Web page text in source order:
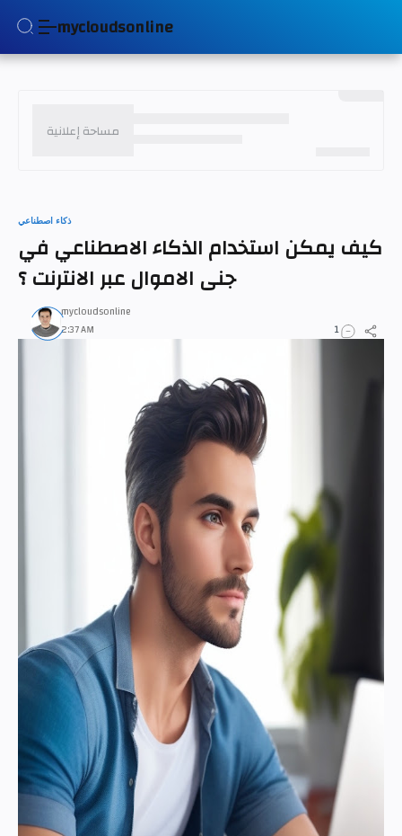
mycloudsonline
ذكاء اصطناعي
كيف يمكن استخدام الذكاء الاصطناعي في
جنى الاموال عبر الانترنت ؟
mycloudsonline
1